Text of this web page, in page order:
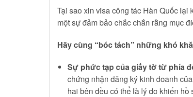
Tại sao xin visa công tác Hàn Quốc
một sự đảm bảo chắc chắn rằng mục
Hãy cùng “bóc tách” những khó
Sự phức tạp của giấy tờ từ phía
chứng nhận đăng ký kinh doanh
hai bên đều có thể là lý do khiến hồ